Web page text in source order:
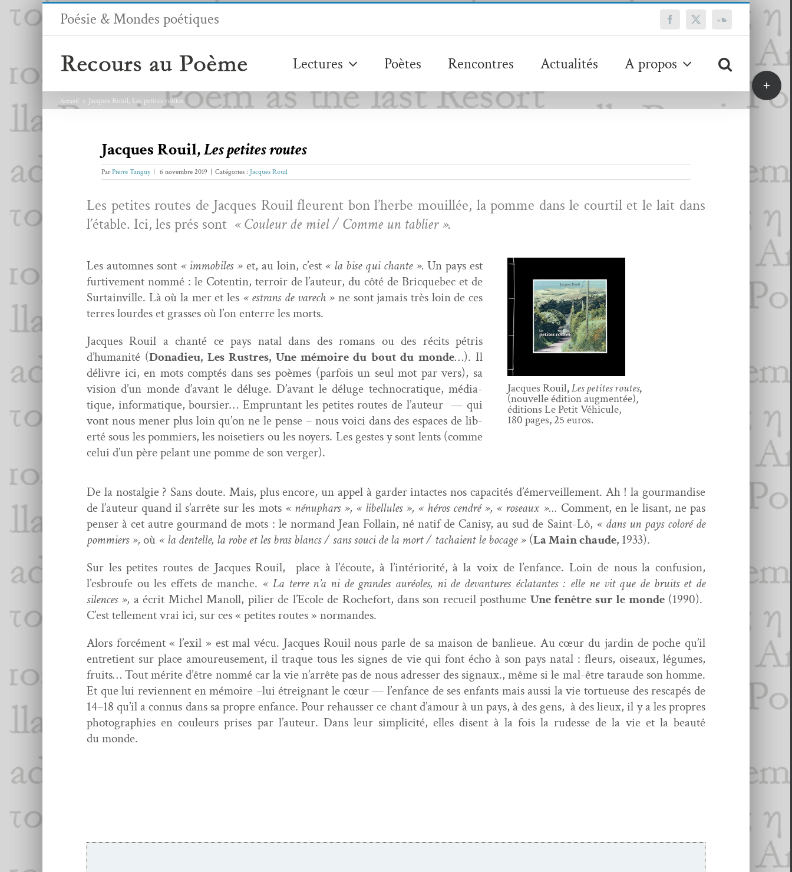
Passer
Poésie & Mondes poétiques Facebook
X SoundCloud
Lectures Poètes Rencontres Actualités A propos
Accueil Jacques Rouil, Les petites routes
Jacques Rouil,Les petites routes
ParPierre Tanguy 6 novembre 2019 Catégories : Jacques Rouil
Les petites routes de Jacques Rouil fleurent bon l’herbe mouil­lée, la pomme dans le cour­til et le lait dans
l’étable. Ici, les prés sont « Couleur de miel / Comme un tablier ».
Les automnes sont « immo­biles » et, au loin, c’est « la bise qui chante ». Un pays est
furtive­ment nom­mé : le Cotentin, ter­roir de l’auteur, du côté de Bric­que­bec et de
Sur­tainville. Là où la mer et les « estrans de varech » ne sont jamais très loin de ces
ter­res lour­des et grass­es où l’on enterre les morts.
Jacques Rouil a chan­té ce pays natal dans des romans ou des réc­its pétris
d’humanité (Donadieu, Les Rus­tres, Une mémoire du bout du monde…). Il
délivre ici, en mots comp­tés dans ses poèmes (par­fois un seul mot par vers), sa
vision d’un monde d’avant le déluge. D’avant le déluge tech­nocra­tique, médi­a­
tique, infor­ma­tique, bour­si­er… Emprun­tant les petites routes de l’auteur — qui
vont nous men­er plus loin qu’on ne le pense – nous voici dans des espaces de lib­
erté sous les pom­miers, les noisetiers ou les noy­ers. Les gestes y sont lents (comme
celui d’un père pelant une pomme de son verger).
Jacques Rouil,Les petites routes,
(nou­velle édi­tion augmentée),
édi­tions Le Petit Véhicule,
180 pages, 25 euros.
De la nos­tal­gie ? Sans doute. Mais, plus encore, un appel à garder intactes nos capac­ités d’émerveillement. Ah ! la gour­man­dise
de l’auteur quand il s’arrête sur les mots « nénuphars », « libel­lules », « héros cen­dré », « roseaux »… Com­ment, en le lisant, ne pas
penser à cet autre gour­mand de mots : le nor­mand Jean Fol­lain, né natif de Can­isy, au sud de Saint-Lô, « dans un pays col­oré de
pom­miers », où « la den­telle, la robe et les bras blancs / sans souci de la mort / tachaient le bocage » (La Main chaude, 1933).
Sur les petites routes de Jacques Rouil, place à l’écoute, à l’intériorité, à la voix de l’enfance. Loin de nous la con­fu­sion,
l’esbroufe ou les effets de manche. « La terre n’a ni de grandes auréoles, ni de devan­tures écla­tantes : elle ne vit que de bruits et de
silences », a écrit Michel Manoll, pili­er de l’Ecole de Rochefort, dans son recueil posthume Une fenêtre sur le monde(1990).
C’est telle­ment vrai ici, sur ces « petites routes » normandes.
Alors for­cé­ment « l’exil » est mal vécu. Jacques Rouil nous par­le de sa mai­son de ban­lieue. Au cœur du jardin de poche qu’il
entre­tient sur place amoureuse­ment, il traque tous les signes de vie qui font écho à son pays natal : fleurs, oiseaux, légumes,
fruits… Tout mérite d’être nom­mé car la vie n’arrête pas de nous adress­er des sig­naux., même si le mal-être taraude son homme.
Et que lui revi­en­nent en mémoire –lui étreignant le cœur — l’enfance de ses enfants mais aus­si la vie tortueuse des rescapés de
14–18 qu’il a con­nus dans sa pro­pre enfance. Pour rehauss­er ce chant d’amour à un pays, à des gens, à des lieux, il y a les pro­pres
pho­togra­phies en couleurs pris­es par l’auteur. Dans leur sim­plic­ité, elles dis­ent à la fois la rudesse de la vie et la beauté
du monde.
Bascule
de
la
barre